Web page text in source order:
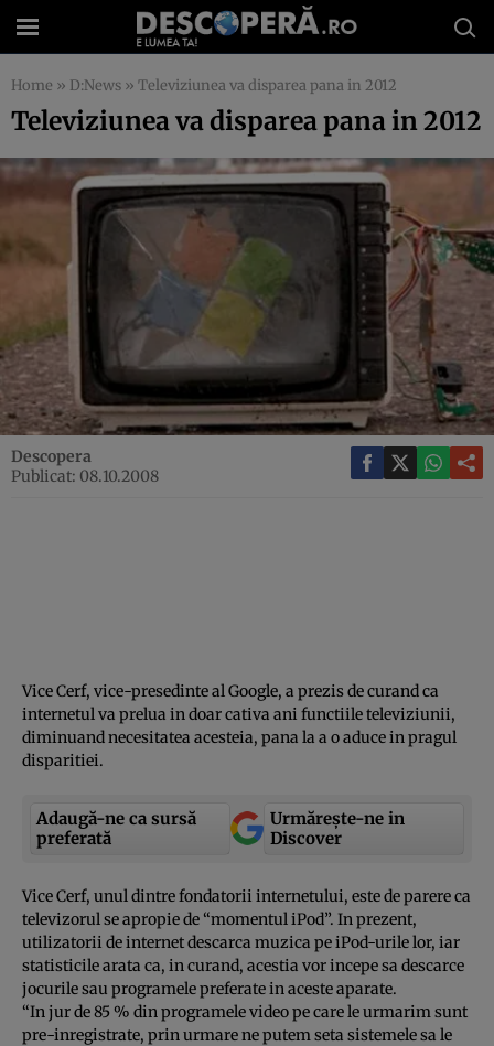
Home » D:News » Televiziunea va disparea pana in 2012
Televiziunea va disparea pana in 2012
Descopera
Publicat: 08.10.2008
Vice Cerf, vice-presedinte al Google, a prezis de curand ca
internetul va prelua in doar cativa ani functiile televiziunii,
diminuand necesitatea acesteia, pana la a o aduce in pragul
disparitiei.
Adaugă-ne ca sursă
preferată
Urmărește-ne in
Discover
Vice Cerf, unul dintre fondatorii internetului, este de parere ca
televizorul se apropie de “momentul iPod”. In prezent,
utilizatorii de internet descarca muzica pe iPod-urile lor, iar
statisticile arata ca, in curand, acestia vor incepe sa descarce
jocurile sau programele preferate in aceste aparate.
“In jur de 85 % din programele video pe care le urmarim sunt
pre-inregistrate, prin urmare ne putem seta sistemele sa le